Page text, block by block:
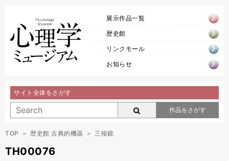
展示作品一覧
歴史館
リンクモール
お知らせ
サイト全体をさがす
作品をさがす
TOP 歴史館 古典的機器 三稜鏡
TH00076